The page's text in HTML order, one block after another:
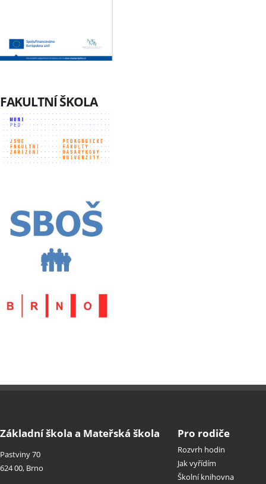
FAKULTNÍ ŠKOLA
Základní škola a Mateřská škola
Pastviny 70
624 00, Brno
Pro rodiče
Rozvrh hodin
Jak vyřídím
Školní knihovna